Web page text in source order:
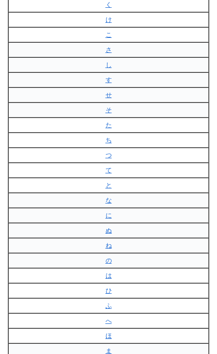
く
け
こ
さ
し
す
せ
そ
た
ち
つ
て
と
な
に
ぬ
ね
の
は
ひ
ふ
へ
ほ
ま